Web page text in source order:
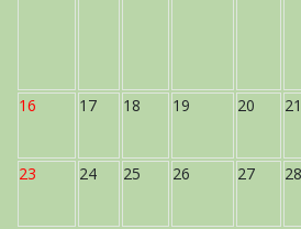
16 17 18 19 20 21
23 24 25 26 27 28